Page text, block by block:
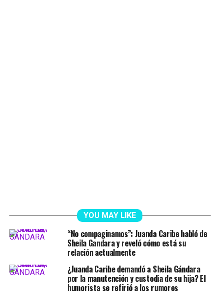
YOU MAY LIKE
“No compaginamos”: Juanda Caribe habló de
Sheila Gandara y reveló cómo está su
relación actualmente
¿Juanda Caribe demandó a Sheila Gándara
por la manutención y custodia de su hija? El
humorista se refirió a los rumores